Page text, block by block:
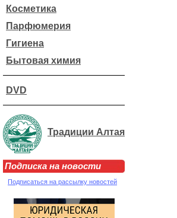
Косметика
Парфюмерия
Гигиена
Бытовая химия
DVD
Традиции Алтая
Подписка на новости
Подписаться на рассылку новостей